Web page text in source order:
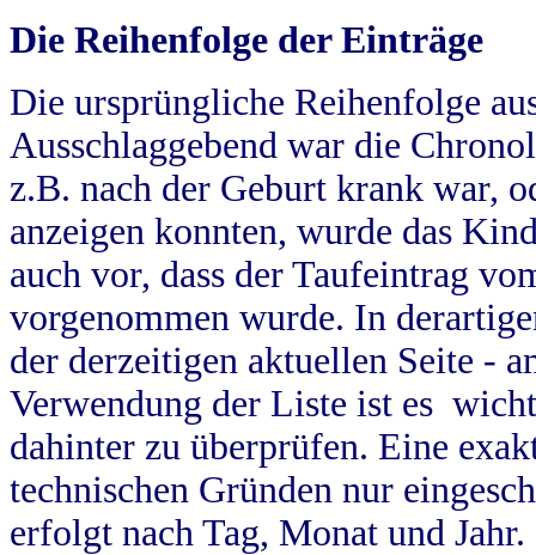
Die Reihenfolge der Einträge
Die ursprüngliche Reihenfolge
Ausschlaggebend war die
z.B. nach der Geburt krank war,
anzeigen konnten, wurde das
auch vor, dass der Taufeintrag
vorgenommen wurde. In
der derzeitigen aktuellen Seite -
Verwendung der Liste ist es
dahinter zu überprüfen. Eine
technischen Gründen nur
erfolgt nach Tag, Monat und Jahr.